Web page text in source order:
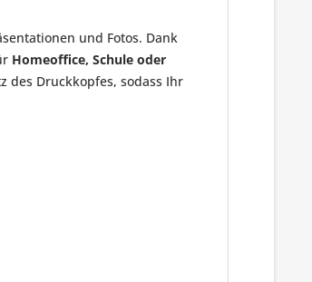
und Fotos. Dank
Homeoffice, Schule oder
des Druckkopfes, sodass Ihr